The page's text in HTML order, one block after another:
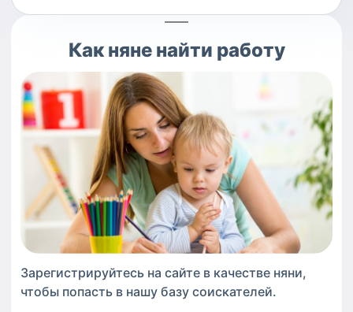
Какняненайти работу
Зарегистрируйтесь на сайте в качестве няни,
чтобы попасть в нашу базу соискателей.